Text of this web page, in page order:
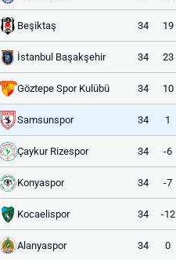
Beşiktaş 34 19
İstanbul Başakşehir 34 23
Göztepe Spor Kulübü 34 10
Samsunspor 34 1
Çaykur Rizespor 34 -6
Konyaspor 34 -7
Kocaelispor 34 -12
Alanyaspor 34 0